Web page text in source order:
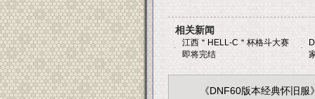
相关新闻
·
江西＂HELL-C＂杯格斗大赛
即将完结
·
《DNF60版本经典怀旧